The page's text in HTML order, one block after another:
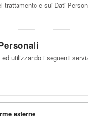
e sui Dati
utilizzando i seguenti
esterne